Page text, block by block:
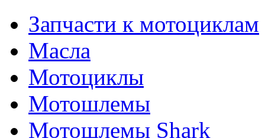
Запчасти к мотоциклам
Масла
Мотоциклы
Мотошлемы
Мотошлемы Shark